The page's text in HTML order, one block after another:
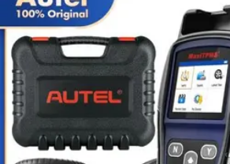
Cursos en Español
Consejos de Aprendizaje
Consejos para
CursosComparativaCursos Intensivos
Cursos en Español